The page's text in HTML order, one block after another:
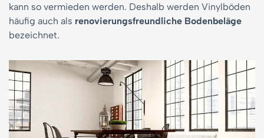
kann so vermieden werden. Deshalb werden Vinylböden
häufig auch als renovierungsfreundliche Bodenbeläge
bezeichnet.